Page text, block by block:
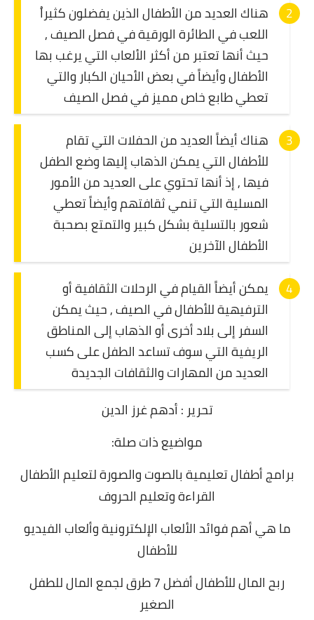
هناك العديد من الأطفال الذين يفضلون كثيراُ
اللعب في الطائرة الورقية في فصل الصيف ,
حيث أنها تعتبر من أكثر الألعاب التي يرغب بها
الأطفال وأيضاً في بعض الأحيان الكبار والتي
تعطي طابع خاص مميز في فصل الصيف
هناك أيضاً العديد من الحفلات التي تقام
للأطفال التي يمكن الذهاب إليها وضع الطفل
فيها , إذ أنها تحتوي على العديد من الأمور
المسلية التي تنمي ثقافتهم وأيضاً تعطي
شعور بالتسلية بشكل كبير والتمتع بصحبة
الأطفال الآخرين
يمكن أيضاً القيام في الرحلات الثقافية أو
الترفيهية للأطفال في الصيف , حيث يمكن
السفر إلى بلاد أخرى أو الذهاب إلى المناطق
الريفية التي سوف تساعد الطفل على كسب
العديد من المهارات والثقافات الجديدة
تحرير : أدهم غرز الدين
مواضيع ذات صلة:
برامج أطفال تعليمية بالصوت والصورة لتعليم الأطفال
القراءة وتعليم الحروف
ما هي أهم فوائد الألعاب الإلكترونية وألعاب الفيديو
للأطفال
ربح المال للأطفال أفضل 7 طرق لجمع المال للطفل
الصغير